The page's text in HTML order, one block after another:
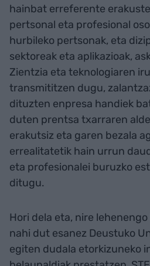
hainbat erreferente
pertsonal eta profesional
hurbileko pertsonak, eta
sektoreak eta aplikazioak,
Zientzia eta teknologiaren
transmititzen dugu,
dituzten enpresa handiek
duten prentsa txarraren
erakutsiz eta garen bezala
errealitatetik hain urrun
eta profesionalei buruzko
ditugu.
Hori dela eta, nire
nahi dut esanez Deustuko
egiten dudala etorkizuneko